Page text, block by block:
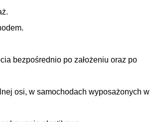
bezpośrednio po założeniu oraz po
osi, w samochodach wyposażonych w